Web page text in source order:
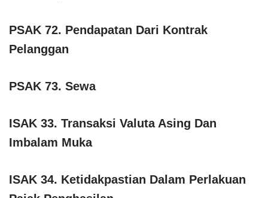
PSAK 72. Pendapatan Dari Kontrak
Pelanggan
PSAK 73. Sewa
ISAK 33. Transaksi Valuta Asing Dan
Imbalam Muka
ISAK 34. Ketidakpastian Dalam Perlakuan